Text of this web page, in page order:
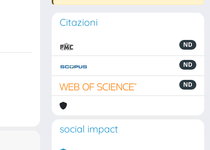
Citazioni
ND
ND
ND
social impact